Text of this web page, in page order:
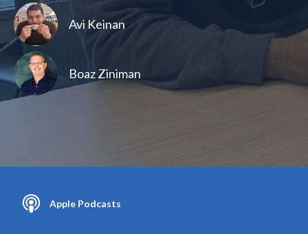
Avi Keinan
Boaz Ziniman
Apple Podcasts